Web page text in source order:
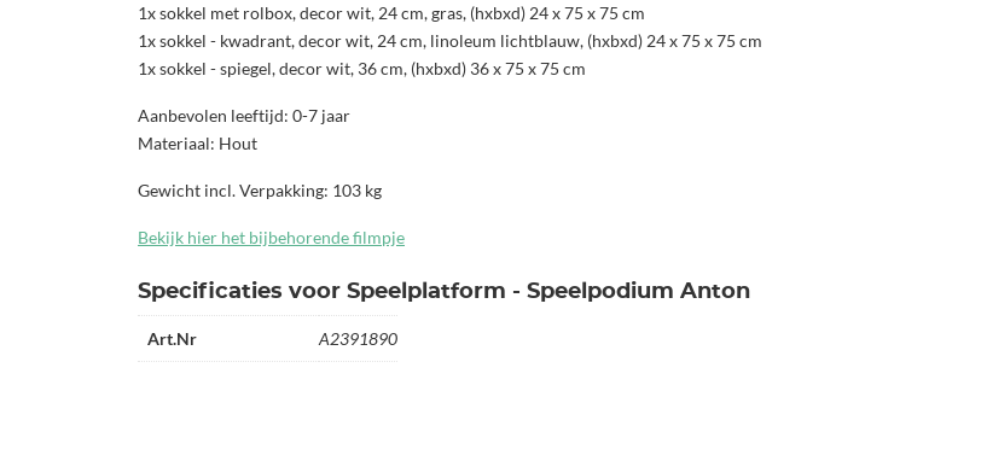
1x sokkel met rolbox, decor wit, 24 cm, gras, (hxbxd) 24 x 75 x 75 cm
1x sokkel - kwadrant, decor wit, 24 cm, linoleum lichtblauw, (hxbxd) 24 x 75 x 75 cm
1x sokkel - spiegel, decor wit, 36 cm, (hxbxd) 36 x 75 x 75 cm
Aanbevolen leeftijd: 0-7 jaar
Materiaal: Hout
Gewicht incl. Verpakking: 103 kg
Bekijk hier het bijbehorende filmpje
Specificaties voor Speelplatform - Speelpodium Anton
Art.Nr A2391890